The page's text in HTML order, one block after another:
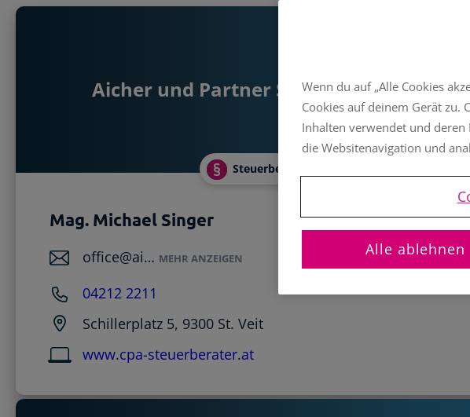
Kärnten
Wien
Aicher und Partner Steuerberater OG
SteuerberaterIn
Mag. Michael Singer
office@ai… MEHR ANZEIGEN
04212 2211
Schillerplatz 5, 9300 St. Veit
www.cpa-steuerberater.at
Wenn du auf „Alle Cookies
Cookies auf deinem Gerät zu.
Inhalten verwendet und
die Websitenavigation und
Alle ablehnen